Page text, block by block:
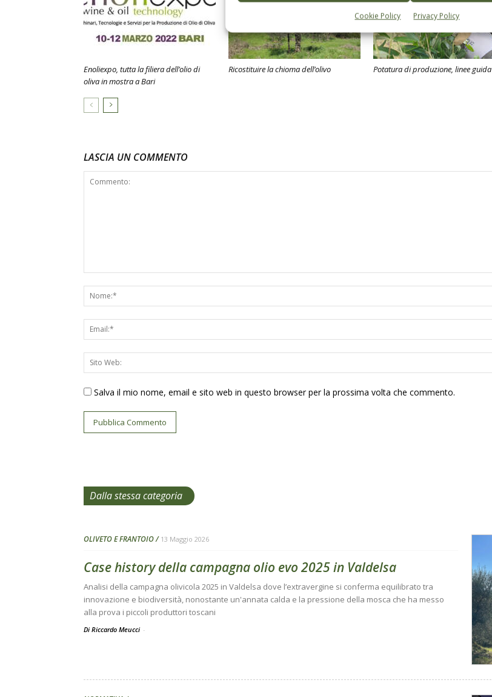
Cookie Policy Privacy Policy
Enoliexpo, tutta la filiera dell’olio di
oliva in mostra a Bari
Ricostituire la chioma dell’olivo Potatura di produzione, linee guida
LASCIA UN COMMENTO
Salva il mio nome, email e sito web in questo browser per la prossima volta che commento.
Dalla stessa categoria
OLIVETO E FRANTOIO 13 Maggio 2026
Case history della campagna olio evo 2025 in Valdelsa
Analisi della campagna olivicola 2025 in Valdelsa dove l’extravergine si conferma equilibrato tra
innovazione e biodiversità, nonostante un'annata calda e la pressione della mosca che ha messo
alla prova i piccoli produttori toscani
Di Riccardo Meucci -